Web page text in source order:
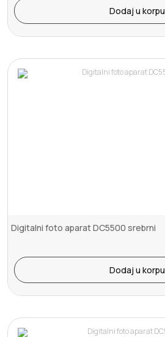
Dodaj u korpu
Digitalni foto aparat DC5500 srebrni
Dodaj u korpu